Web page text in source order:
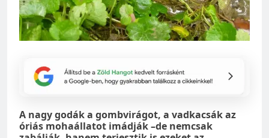
A nagy godák a gombvirágot, a vadkacsák az
óriás mohaállatot imádják –de nemcsak